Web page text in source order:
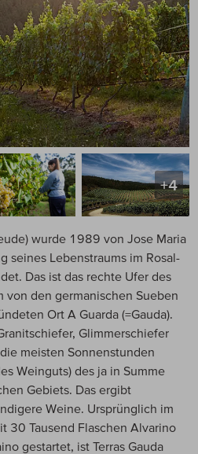
+4
wurde 1989 von Jose Maria
seines Lebenstraums im Rosal-
Das ist das rechte Ufer des
von den germanischen Sueben
Ort A Guarda (=Gauda).
Glimmerschiefer
meisten Sonnenstunden
Weinguts) des ja in Summe
Gebiets. Das ergibt
Weine. Ursprünglich im
30 Tausend Flaschen Alvarino
gestartet, ist Terras Gauda